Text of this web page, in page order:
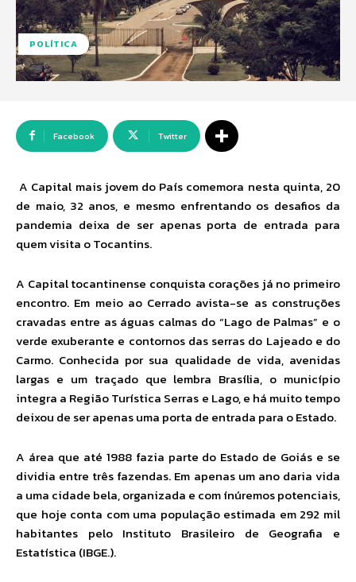
POLÍTICA
Facebook Twitter
A Capital mais jovem do País comemora nesta quinta, 20
de maio, 32 anos, e mesmo enfrentando os desafios da
pandemia deixa de ser apenas porta de entrada para
quem visita o Tocantins.
A Capital tocantinense conquista corações já no primeiro
encontro. Em meio ao Cerrado avista-se as construções
cravadas entre as águas calmas do “Lago de Palmas” e o
verde exuberante e contornos das serras do Lajeado e do
Carmo. Conhecida por sua qualidade de vida, avenidas
largas e um traçado que lembra Brasília, o município
integra a Região Turística Serras e Lago, e há muito tempo
deixou de ser apenas uma porta de entrada para o Estado.
A área que até 1988 fazia parte do Estado de Goiás e se
dividia entre três fazendas. Em apenas um ano daria vida
a uma cidade bela, organizada e com ínúremos potenciais,
que hoje conta com uma população estimada em 292 mil
habitantes pelo Instituto Brasileiro de Geografia e
Estatística (IBGE.).